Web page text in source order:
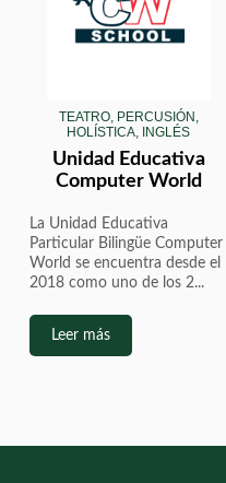
TEATRO, PERCUSIÓN,
HOLÍSTICA, INGLÉS
Unidad Educativa
Computer World
La Unidad Educativa
Particular Bilingüe Computer
World se encuentra desde el
2018 como uno de los 2...
Leer más